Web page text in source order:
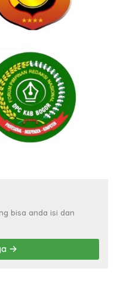
bisa anda isi dan